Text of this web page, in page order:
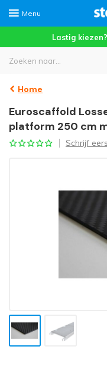
Menu
Lastig
Home
Euroscaffold
platform 250 cm
Schrijf